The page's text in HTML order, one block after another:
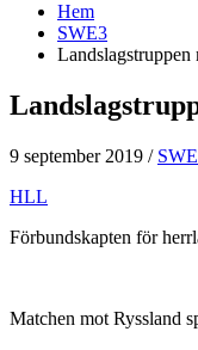
Hem
SWE3
Landslagstruppen
9 september 2019 /
HLL
Förbundskapten för
Matchen mot Ryssland